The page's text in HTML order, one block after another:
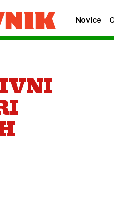
Novice